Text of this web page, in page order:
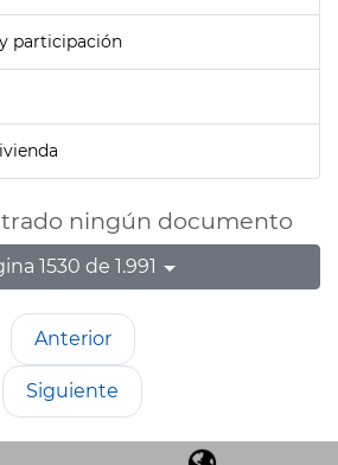
participación
ningún documento
1530 de 1.991
Anterior
Siguiente